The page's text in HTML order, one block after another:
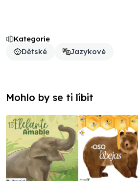
Kategorie
Dětské
Jazykové
Mohlo by se ti líbit